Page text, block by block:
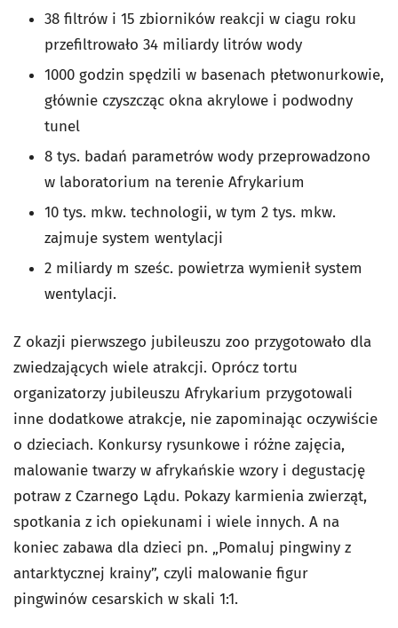
38 filtrów i 15 zbiorników reakcji w ciagu roku
przefiltrowało 34 miliardy litrów wody
1000 godzin spędzili w basenach płetwonurkowie,
głównie czyszcząc okna akrylowe i podwodny
tunel
8 tys. badań parametrów wody przeprowadzono
w laboratorium na terenie Afrykarium
10 tys. mkw. technologii, w tym 2 tys. mkw.
zajmuje system wentylacji
2 miliardy m sześc. powietrza wymienił system
wentylacji.
Z okazji pierwszego jubileuszu zoo przygotowało dla
zwiedzających wiele atrakcji. Oprócz tortu
organizatorzy jubileuszu Afrykarium przygotowali
inne dodatkowe atrakcje, nie zapominając oczywiście
o dzieciach. Konkursy rysunkowe i różne zajęcia,
malowanie twarzy w afrykańskie wzory i degustację
potraw z Czarnego Lądu. Pokazy karmienia zwierząt,
spotkania z ich opiekunami i wiele innych. A na
koniec zabawa dla dzieci pn. „Pomaluj pingwiny z
antarktycznej krainy”, czyli malowanie figur
pingwinów cesarskich w skali 1:1.